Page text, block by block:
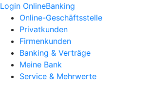
Login OnlineBanking
Online-Geschäftsstelle
Privatkunden
Firmenkunden
Banking & Verträge
Meine Bank
Service & Mehrwerte